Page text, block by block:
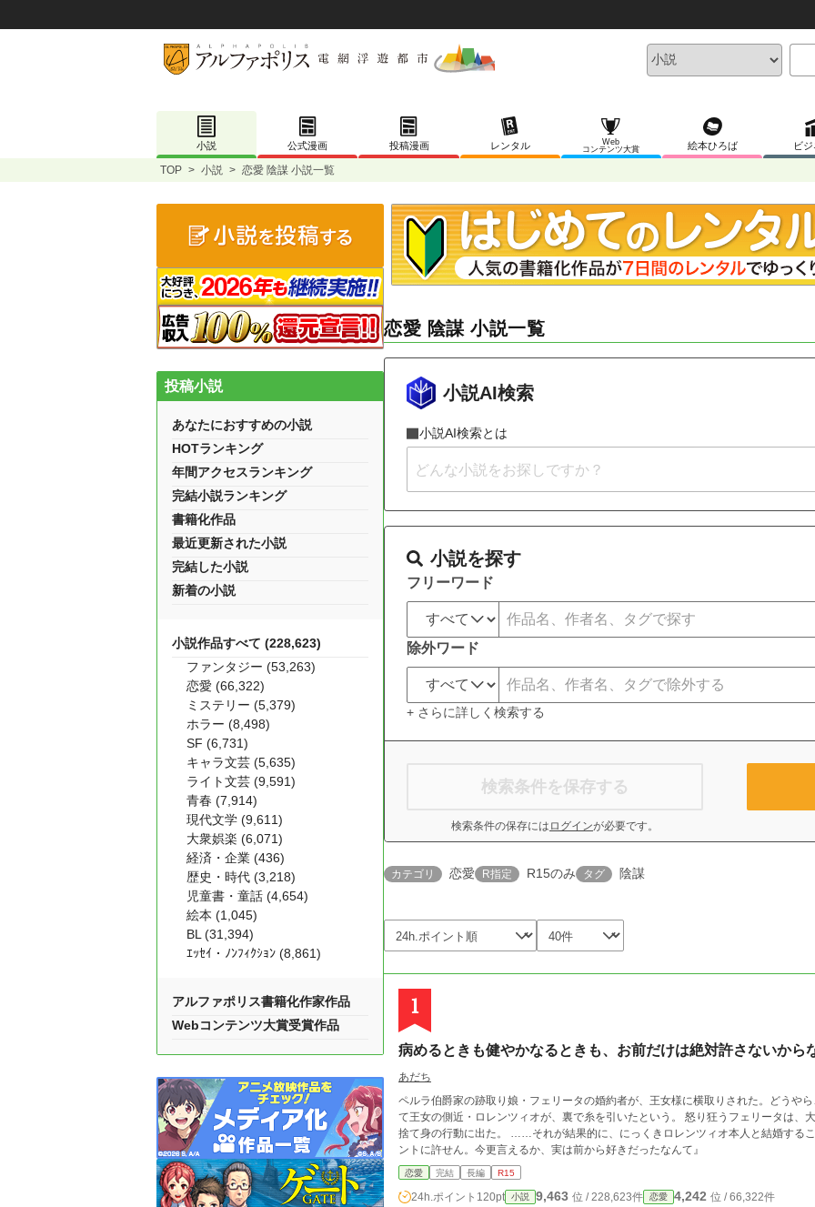
小説 公式漫画 投稿漫画 レンタル
Web
コンテンツ大賞
絵本ひろば ビ
TOP > 小説 > 恋愛 陰謀 小説一覧
恋愛 陰謀 小説一覧
小説AI検索
小説AI検索とは
小説を探す
フリーワード
除外ワード
+ さらに詳しく検索する
検索条件を保存する
検索条件の保存には ログインが必要です。
カテゴリ 恋愛 R指定 R15のみ タグ 陰謀
1
病めるときも健やかなるときも、お前だけは絶対許さないから
あだち
ペルラ伯爵家の跡取り娘・フェリータの婚約者が、王女様に横取りされた。どうや
て王女の側近・ロレンツィオが、裏で糸を引いたという。 怒り狂うフェリータは、
捨て身の行動に出た。 ……それが結果的に、にっくきロレンツィオ本人と結婚することに結びつくとも知らず。 ＊＊＊ 『……いやホ
ントに許せん。今更言えるか、実は前から好きだったなんて』
恋愛 完結 長編 R15
24h.ポイント 120pt 小説 9,463 位 / 228,623件 恋愛 4,242 位 / 66,322件
投稿小説
あなたにおすすめの小説
HOTランキング
年間アクセスランキング
完結小説ランキング
書籍化作品
最近更新された小説
完結した小説
新着の小説
小説作品すべて (228,623)
ファンタジー (53,263)
恋愛 (66,322)
ミステリー (5,379)
ホラー (8,498)
SF (6,731)
キャラ文芸 (5,635)
ライト文芸 (9,591)
青春 (7,914)
現代文学 (9,611)
大衆娯楽 (6,071)
経済・企業 (436)
歴史・時代 (3,218)
児童書・童話 (4,654)
絵本 (1,045)
BL (31,394)
ｴｯｾｲ・ﾉﾝﾌｨｸｼｮﾝ (8,861)
アルファポリス書籍化作家作品
Webコンテンツ大賞受賞作品